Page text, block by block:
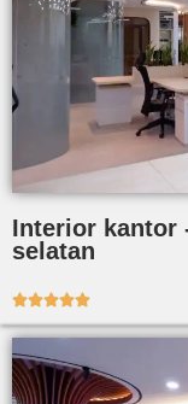
Interior kantor
selatan
